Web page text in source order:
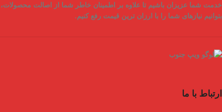
خدمت شما عزیزان باشیم تا علاوه بر اطمینان خاطر شما از
اصالت محصولات،
بتوانیم نیازهای شما را با ارزان ترین قیمت رفع کنیم.
ارتباط با ما